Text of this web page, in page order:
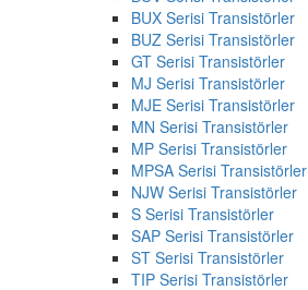
BUX Serisi Transistörler
BUZ Serisi Transistörler
GT Serisi Transistörler
MJ Serisi Transistörler
MJE Serisi Transistörler
MN Serisi Transistörler
MP Serisi Transistörler
MPSA Serisi Transistörler
NJW Serisi Transistörler
S Serisi Transistörler
SAP Serisi Transistörler
ST Serisi Transistörler
TIP Serisi Transistörler